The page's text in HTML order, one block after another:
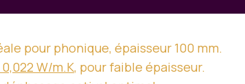
pour phonique, épaisseur 100 mm.
0,022 W/m.K, pour faible épaisseur.